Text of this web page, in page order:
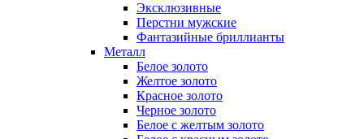
Эксклюзивные
Перстни мужские
Фантазийные бриллианты
Металл
Белое золото
Желтое золото
Красное золото
Черное золото
Белое с желтым золото